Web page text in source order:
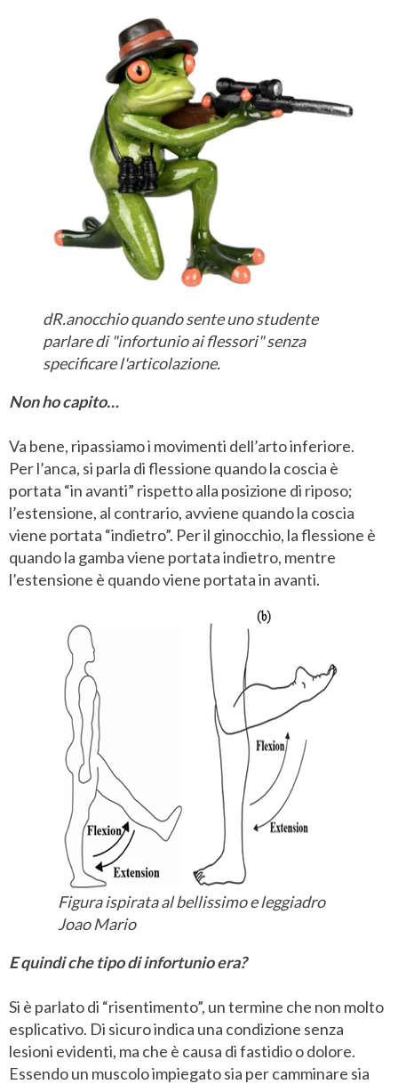
dR.anocchio quando sente uno studente
parlare di "infortunio ai flessori" senza
specificare l'articolazione.
Non ho capito…
Va bene, ripassiamo i movimenti dell’arto inferiore.
Per l’anca, si parla di flessione quando la coscia è
portata “in avanti” rispetto alla posizione di riposo;
l’estensione, al contrario, avviene quando la coscia
viene portata “indietro”. Per il ginocchio, la flessione è
quando la gamba viene portata indietro, mentre
l’estensione è quando viene portata in avanti.
Figura ispirata al bellissimo e leggiadro
Joao Mario
E quindi che tipo di infortunio era?
Si è parlato di “risentimento”, un termine che non molto
esplicativo. Di sicuro indica una condizione senza
lesioni evidenti, ma che è causa di fastidio o dolore.
Essendo un muscolo impiegato sia per camminare sia